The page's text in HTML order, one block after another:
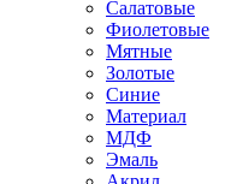
Салатовые
Фиолетовые
Мятные
Золотые
Синие
Материал
МДФ
Эмаль